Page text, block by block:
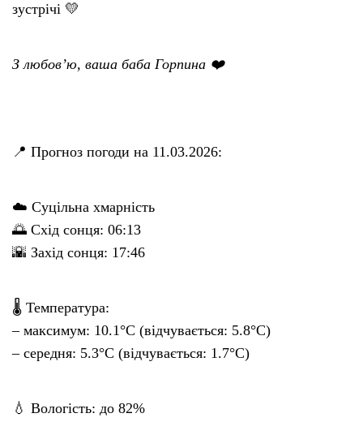
зустрічі 💛
З любов’ю, ваша баба Горпина ❤️
📍 Прогноз погоди на 11.03.2026:
☁️ Суцільна хмарність
🌅 Схід сонця: 06:13
🌇 Захід сонця: 17:46
🌡 Температура:
– максимум: 10.1°C (відчувається: 5.8°C)
– середня: 5.3°C (відчувається: 1.7°C)
💧 Вологість: до 82%